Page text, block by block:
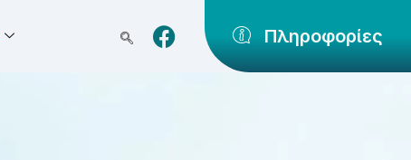
Πληροφορίες